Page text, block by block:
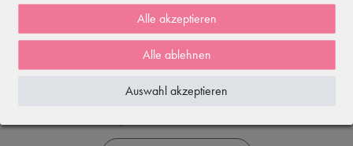
5
3
Alle akzeptieren
Alle ablehnen
Auswahl akzeptieren